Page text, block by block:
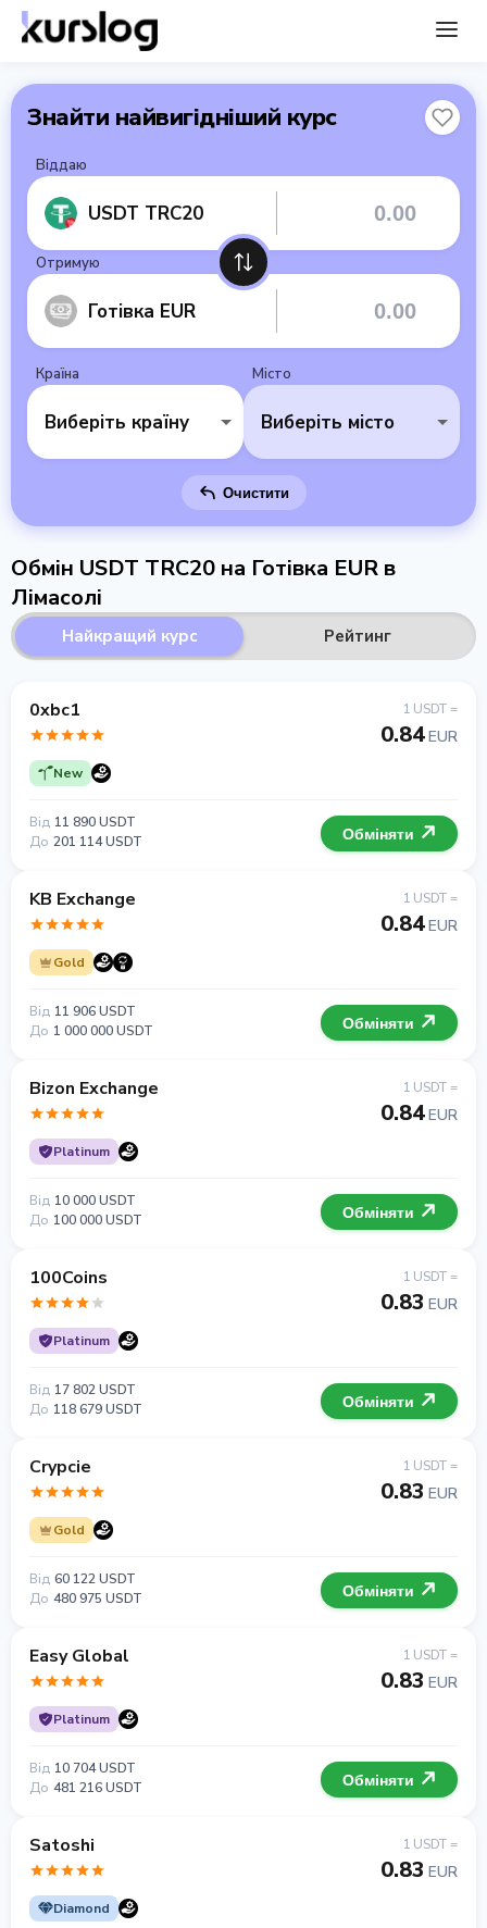
Знайти найвигідніший курс
Віддаю
USDT TRC20
Отримую
Готівка EUR
Країна
Виберіть країну
Місто
Виберіть місто
Очистити
Обмін USDT TRC20 на Готівка EUR в
Лімасолі
Найкращий курс Рейтинг
0xbc1
New
1 USDT =
0.84EUR
Від 11 890 USDT
До 201 114 USDT Обміняти
KB Exchange
Gold
1 USDT =
0.84EUR
Від 11 906 USDT
До 1 000 000 USDT Обміняти
Bizon Exchange
Platinum
1 USDT =
0.84EUR
Від 10 000 USDT
До 100 000 USDT Обміняти
100Coins
Platinum
1 USDT =
0.83 EUR
Від 17 802 USDT
До 118 679 USDT Обміняти
Crypcie
Gold
1 USDT =
0.83 EUR
Від 60 122 USDT
До 480 975 USDT Обміняти
Easy Global
Platinum
1 USDT =
0.83 EUR
Від 10 704 USDT
До 481 216 USDT Обміняти
Satoshi
Diamond
1 USDT =
0.83 EUR